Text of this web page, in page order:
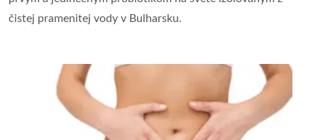
čistej pramenitej vody v Bulharsku.